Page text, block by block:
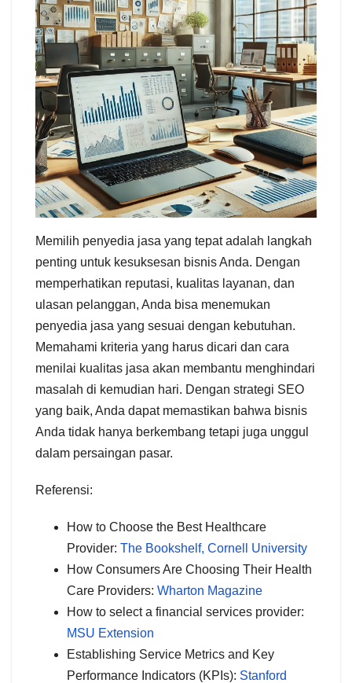
Memilih penyedia jasa yang tepat adalah langkah
penting untuk kesuksesan bisnis Anda. Dengan
memperhatikan reputasi, kualitas layanan, dan
ulasan pelanggan, Anda bisa menemukan
penyedia jasa yang sesuai dengan kebutuhan.
Memahami kriteria yang harus dicari dan cara
menilai kualitas jasa akan membantu menghindari
masalah di kemudian hari. Dengan strategi SEO
yang baik, Anda dapat memastikan bahwa bisnis
Anda tidak hanya berkembang tetapi juga unggul
dalam persaingan pasar.
Referensi:
How to Choose the Best Healthcare
Provider: The Bookshelf, Cornell University
How Consumers Are Choosing Their Health
Care Providers: Wharton Magazine
How to select a financial services provider:
MSU Extension
Establishing Service Metrics and Key
Performance Indicators (KPIs): Stanford